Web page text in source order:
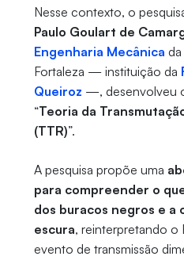
Nesse contexto, o
Paulo Goulart de
Engenharia Mecânica
Fortaleza — instituição da
Queiroz —, desenvolveu
“Teoria da
(TTR)”.
A pesquisa propõe uma
para compreender o
dos buracos negros e a
escura, reinterpretando o
evento de transmissão